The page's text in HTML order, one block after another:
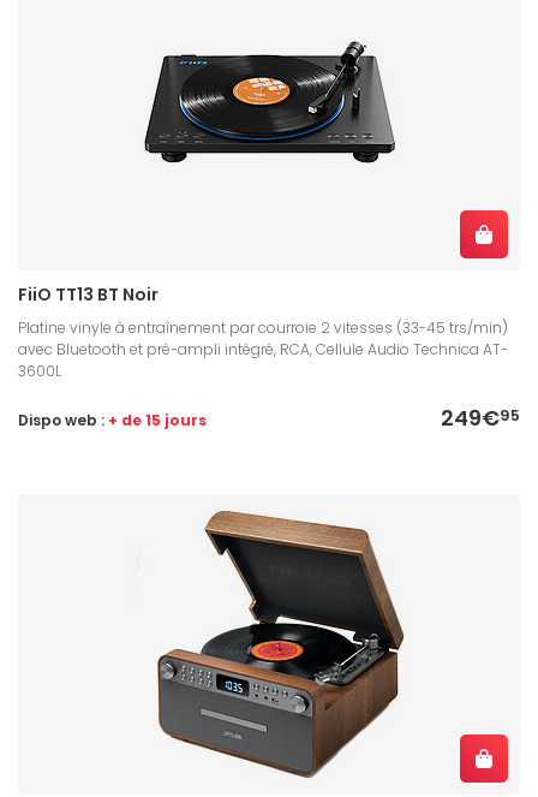
FiiO TT13 BT Noir
Platine vinyle à entraînement par courroie 2 vitesses (33-45 trs/min)
avec Bluetooth et pré-ampli intégré, RCA, Cellule Audio Technica AT-
3600L
249€95
Dispo web : + de 15 jours